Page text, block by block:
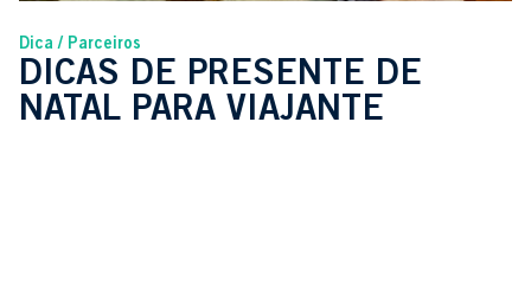
Dica Parceiros
DICAS DE PRESENTE DE
NATAL PARA VIAJANTE